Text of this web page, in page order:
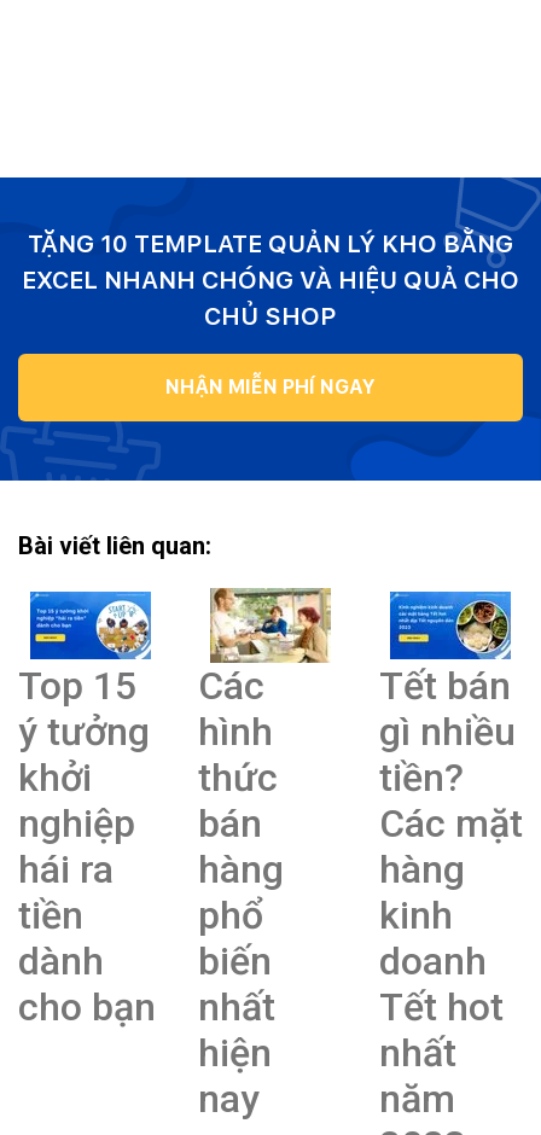
TẶNG 10 TEMPLATE QUẢN LÝ KHO BẰNG
EXCEL NHANH CHÓNG VÀ HIỆU QUẢ CHO
CHỦ SHOP
NHẬN MIỄN PHÍ NGAY
Bài viết liên quan:
Top 15
ý tưởng
khởi
nghiệp
hái ra
tiền
dành
cho bạn
Các
hình
thức
bán
hàng
phổ
biến
nhất
hiện
nay
Tết bán
gì nhiều
tiền?
Các mặt
hàng
kinh
doanh
Tết hot
nhất
năm